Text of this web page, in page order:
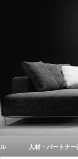
人材・パートナー